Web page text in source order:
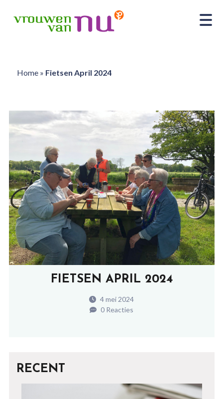
Home» Fietsen April 2024
FIETSEN APRIL 2024
4 mei 2024
0 Reacties
RECENT